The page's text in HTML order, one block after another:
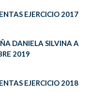
EJERCICIO 2017
DANIELA SILVINA A
2019
EJERCICIO 2018